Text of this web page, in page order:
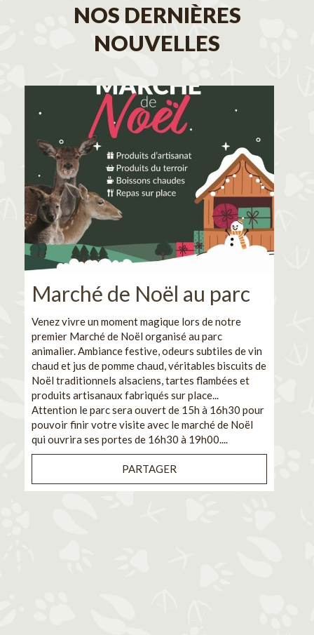
NOS DERNIÈRES
NOUVELLES
Marché de Noël au parc
Venez vivre un moment magique lors de notre
premier Marché de Noël organisé au parc
animalier. Ambiance festive, odeurs subtiles de vin
chaud et jus de pomme chaud, véritables biscuits de
Noël traditionnels alsaciens, tartes flambées et
produits artisanaux fabriqués sur place...
Attention le parc sera ouvert de 15h à 16h30 pour
pouvoir finir votre visite avec le marché de Noël
qui ouvrira ses portes de 16h30 à 19h00....
PARTAGER